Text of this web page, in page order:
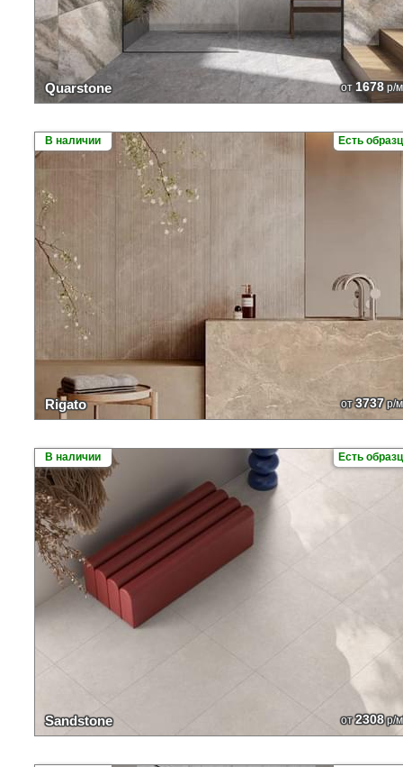
Quarstone от 1678 р/
Есть
В наличии
Rigato от3737р/
Есть
В наличии
Sandstone от2308р/